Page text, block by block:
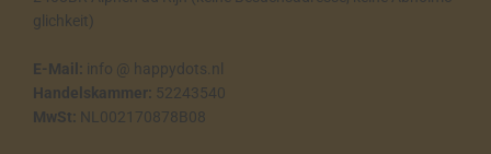
glichkeit)
E-Mail: info @ happydots.nl
Handelskammer: 52243540
MwSt: NL002170878B08